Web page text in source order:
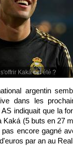
Kaká cet été ?
argentin
dans les
indiquait que la
Kaká (5 buts en 27
encore gagné
par an au